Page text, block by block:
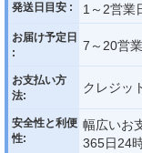
発送日目安 : 1～2営業
お届け予定日
:
7～20営業
お支払い方
法:
クレジッ
安全性と利便
性:
幅広いお
365日24